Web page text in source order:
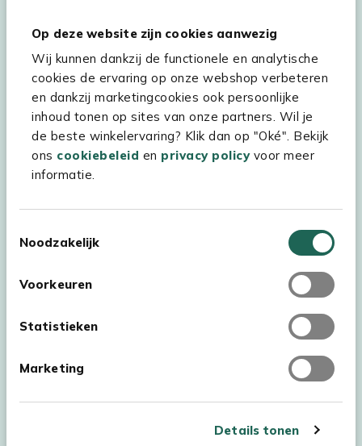
Op deze website zijn cookies aanwezig
Wij kunnen dankzij de functionele en analytische
cookies de ervaring op onze webshop verbeteren
en dankzij marketingcookies ook persoonlijke
inhoud tonen op sites van onze partners. Wil je
de beste winkelervaring? Klik dan op "Oké". Bekijk
ons cookiebeleid en privacy policyvoor meer
informatie.
Noodzakelijk
Voorkeuren
Statistieken
Marketing
Details tonen
Hulp & service
Assortiment
Kees Smit Tuinmeubelen
Experience Stores XXL